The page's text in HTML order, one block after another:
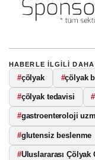
HABERLE ILGILI
#çölyak #çölyak
#çölyak tedavisi #
#gastroenteroloji
#glutensiz beslenme
#Uluslararası Çölyak